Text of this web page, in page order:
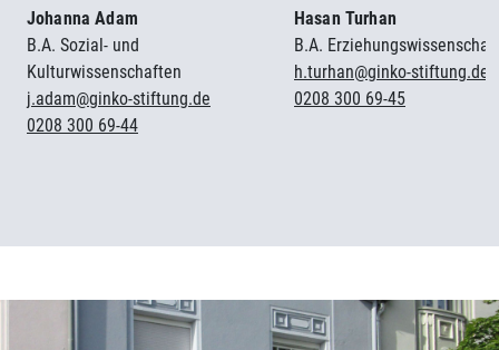
Johanna Adam
B.A. Sozial- und
Kulturwissenschaften
j.adam@ginko-stiftung.de
0208 300 69-44
Hasan Turhan
B.A. Erziehungswissenschaft
h.turhan@ginko-stiftung.de
0208 300 69-45